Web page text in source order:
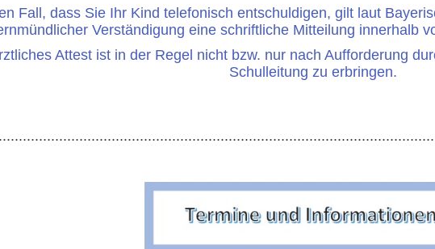
Fall, dass Sie Ihr Kind telefonisch entschuldigen, gilt laut
Verständigung eine schriftliche Mitteilung innerhalb
Attest ist in der Regel nicht bzw. nur nach Aufforderung
Schulleitung zu erbringen.